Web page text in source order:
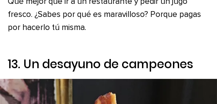
Qué mejor que ir a un restaurante y pedir un jugo
fresco. ¿Sabes por qué es maravilloso? Porque pagas
por hacerlo tú misma.
13. Un desayuno de campeones